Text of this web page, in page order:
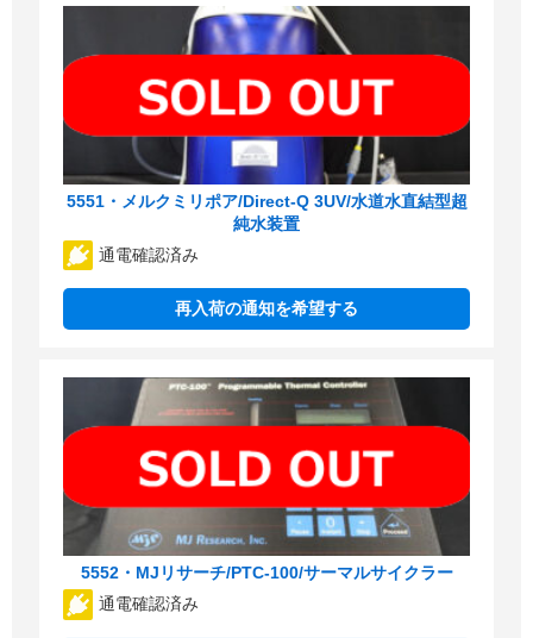
5551・メルクミリポア/Direct-Q 3UV/水道水直結型超
純水装置
通電確認済み
再入荷の通知を希望する
5552・MJリサーチ/PTC-100/サーマルサイクラー
通電確認済み